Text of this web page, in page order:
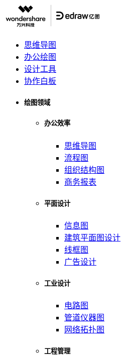
思维导图
办公绘图
设计工具
协作白板
绘图领域
办公效率
思维导图
流程图
组织结构图
商务报表
平面设计
信息图
建筑平面图设计
线框图
广告设计
工业设计
电路图
管道仪器图
网络拓扑图
工程管理